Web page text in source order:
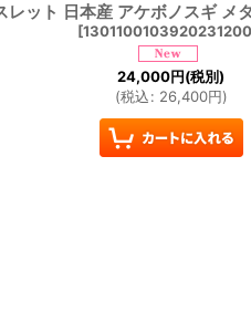
レット 日本産 アケボノスギ メ
[
24,000円(税別)
(税込: 26,400円)